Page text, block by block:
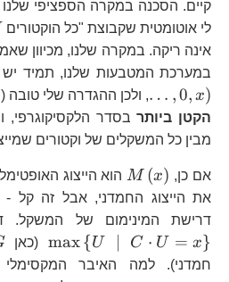
קיים. הסכנה במקרה הספציפי
לי אוטומטית שקבוצת "כל הוקטורים
U
במערכת המטבעות שלנו, תמיד יש
… ,0, x)
, ולכן ההגדרה שלי טובה
הקטן ביותרבסדר הלקסיקוגרפי,\left|U\right|
מבין כל המשקלים של וקטורים
w
אם כן, M (x) הוא הייצוג
x
את הייצוג החמדני, אבל זה קל -
דרישת המינימום של המשקל.
{
max{U C ⋅ U = x} (כאן G
חמדני). למה האיבר המקסימלי